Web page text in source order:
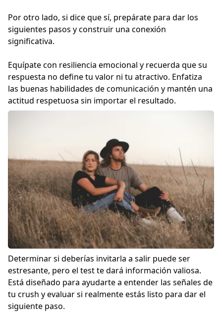
Por otro lado, si dice que sí, prepárate para dar los
siguientes pasos y construir una conexión
significativa.
Equípate con resiliencia emocional y recuerda que su
respuesta no define tu valor ni tu atractivo. Enfatiza
las buenas habilidades de comunicación y mantén una
actitud respetuosa sin importar el resultado.
Determinar si deberías invitarla a salir puede ser
estresante, pero el test te dará información valiosa.
Está diseñado para ayudarte a entender las señales de
tu crush y evaluar si realmente estás listo para dar el
siguiente paso.